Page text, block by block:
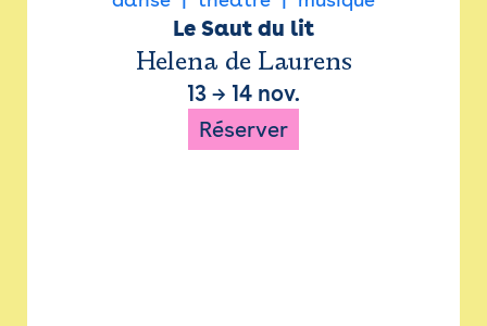
Le Saut du lit
Helena de Laurens
13 → 14 nov.
Réserver